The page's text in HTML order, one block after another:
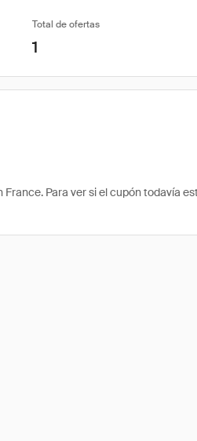
Total de ofertas
1
Para ver si el cupón todavía